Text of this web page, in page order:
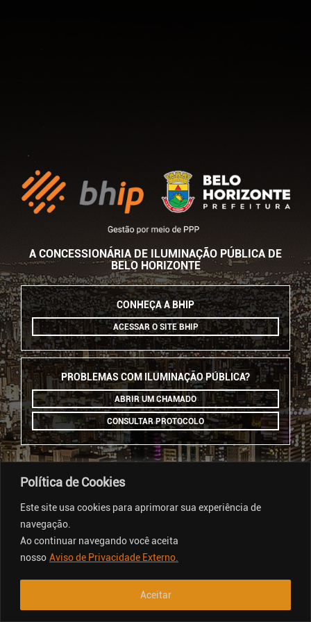
Política de Cookies
Este site usa cookies para aprimorar sua experiência de
navegação.
Ao continuar navegando você aceita
nosso Aviso de Privacidade Externo.
Aceitar
A CONCESSIONÁRIA DE ILUMINAÇÃO PÚBLICA DE
BELO HORIZONTE
CONHEÇA A BHIP
ACESSAR O SITE BHIP
PROBLEMAS COM ILUMINAÇÃO PÚBLICA?
ABRIR UM CHAMADO
CONSULTAR PROTOCOLO